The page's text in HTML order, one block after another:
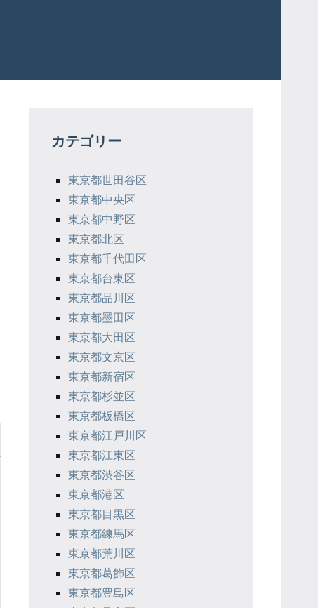
カテゴリー
東京都世田谷区
東京都中央区
東京都中野区
東京都北区
東京都千代田区
東京都台東区
東京都品川区
東京都墨田区
東京都大田区
東京都文京区
東京都新宿区
東京都杉並区
東京都板橋区
東京都江戸川区
東京都江東区
東京都渋谷区
東京都港区
東京都目黒区
東京都練馬区
東京都荒川区
東京都葛飾区
東京都豊島区